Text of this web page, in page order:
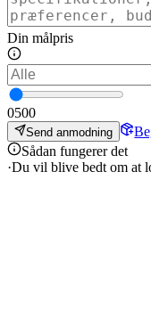
Din målpris
0500
Send anmodning
Sådan fungerer det
·Du vil blive bedt om at